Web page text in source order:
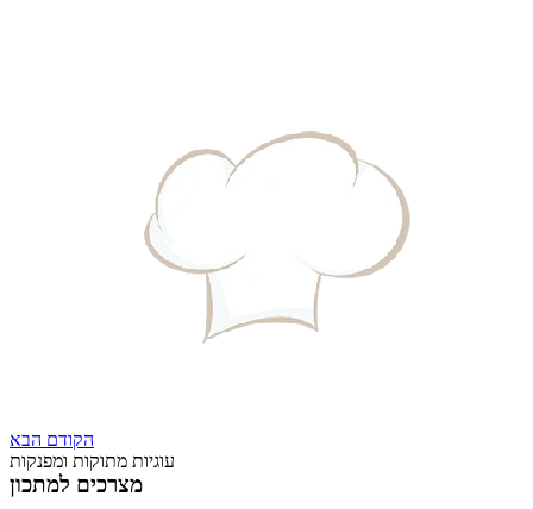
הקודם הבא
עוגיות מתוקות ומפנקות
מצרכים למתכון